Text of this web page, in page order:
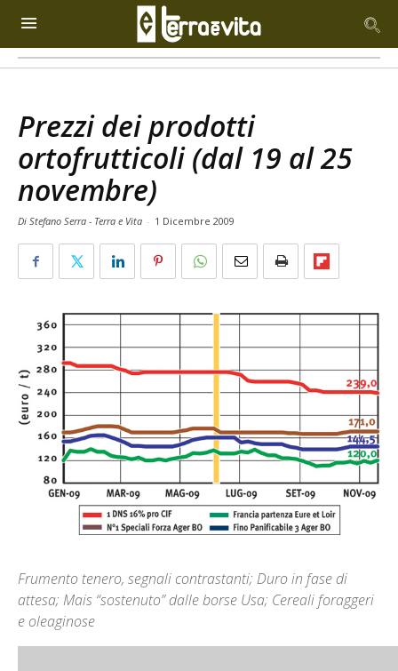
Prezzi dei prodotti
ortofrutticoli (dal 19 al 25
novembre)
Di Stefano Serra - Terra e Vita - 1 Dicembre 2009
Frumento tenero, segnali contrastanti; Duro in fase di
attesa; Mais “sostenuto” dalle borse Usa; Cereali foraggeri
e oleaginose